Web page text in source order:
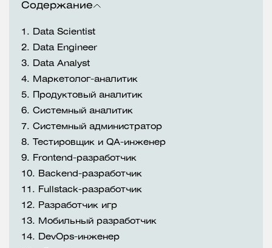
Содержание
1.
Data Scientist
2.
Data Engineer
3.
Data Analyst
4.
Маркетолог-аналитик
5.
Продуктовый аналитик
6. Системный аналитик
7. Системный администратор
8.
Тестировщик и QA-инженер
9.
Frontend-разработчик
10.
Backend-разработчик
11.
Fullstack-разработчик
12.
Разработчик игр
13.
Мобильный разработчик
14.
DevOps-инженер